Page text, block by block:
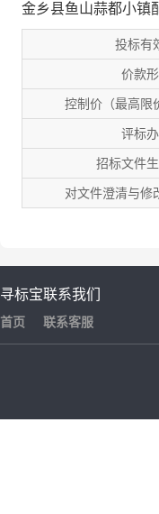
金乡县鱼山蒜都小镇
投标有
价款
控制价（最高限
评标
招标文件
对文件澄清与修
寻标宝
首页
联系我们
联系客服